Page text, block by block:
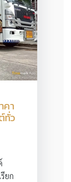
คา
ทั่ว
ยก